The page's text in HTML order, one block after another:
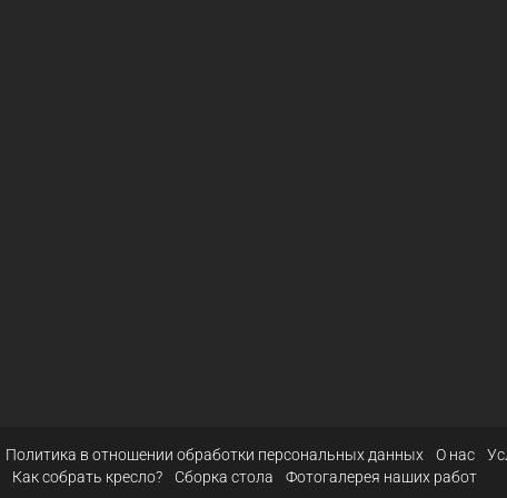
Политика в отношении обработки персональных данных О нас
Как собрать кресло? Сборка стола
Фотогалерея наших работ